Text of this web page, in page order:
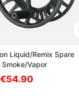
Liquid/Remix Spare
Smoke/Vapor